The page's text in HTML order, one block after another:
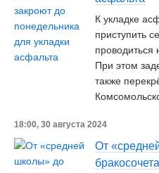
К укладке
приступить
проводиться
При этом
также
18:00, 30 августа 2024
От